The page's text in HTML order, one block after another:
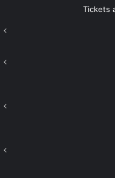
Tickets